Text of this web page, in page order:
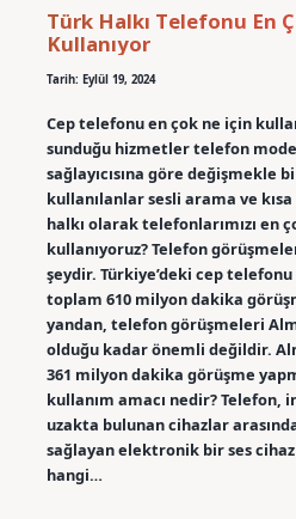
Türk Halkı Telefonu En
Kullanıyor
Tarih: Eylül 19, 2024
Cep telefonu en çok ne için
sunduğu hizmetler telefon
sağlayıcısına göre değişmekle
kullanılanlar sesli arama ve
halkı olarak telefonlarımızı en
kullanıyoruz? Telefon
şeydir. Türkiye’deki cep telefonu
toplam 610 milyon dakika
yandan, telefon görüşmeleri
olduğu kadar önemli değildir.
361 milyon dakika görüşme
kullanım amacı nedir? Telefon,
uzakta bulunan cihazlar
sağlayan elektronik bir ses
hangi…